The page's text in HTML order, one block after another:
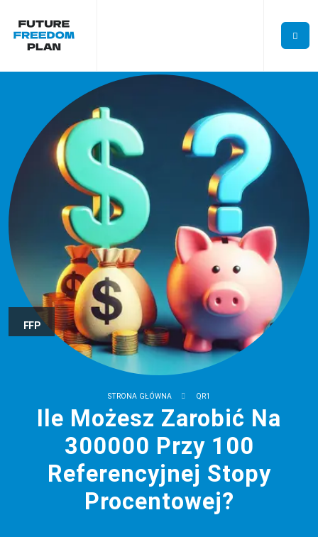
FFP
STRONA GŁÓWNA QR1
Ile Możesz Zarobić Na
300000 Przy 100
Referencyjnej Stopy
Procentowej?